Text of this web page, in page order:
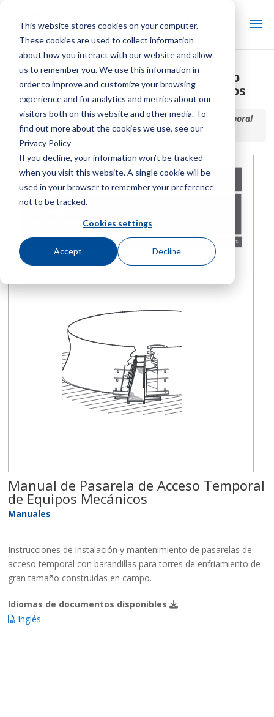
This website stores cookies on your computer.
These cookies are used to collect information
about how you interact with our website and allow
us to remember you. We use this information in
order to improve and customize your browsing
experience and for analytics and metrics about our
visitors both on this website and other media. To
find out more about the cookies we use, see our
Privacy Policy
If you decline, your information won’t be tracked
when you visit this website. A single cookie will be
used in your browser to remember your preference
not to be tracked.
Cookies settings
Accept Decline
Manual de Pasarela de Acceso
Temporal de Equipos Mecánicos
Inicio / Biblioteca /Manual de Pasarela de Acceso Temporal
de Equipos Mecánicos
Manual de Pasarela de Acceso Temporal
de Equipos Mecánicos
Manuales
Instrucciones de instalación y mantenimiento de pasarelas de
acceso temporal con barandillas para torres de enfriamiento de
gran tamaño construidas en campo.
Idiomas de documentos disponibles
Inglés